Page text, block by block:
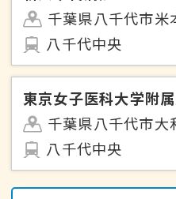
千葉県八千代市米
八千代中央
東京女子医科大学附
千葉県八千代市
八千代中央